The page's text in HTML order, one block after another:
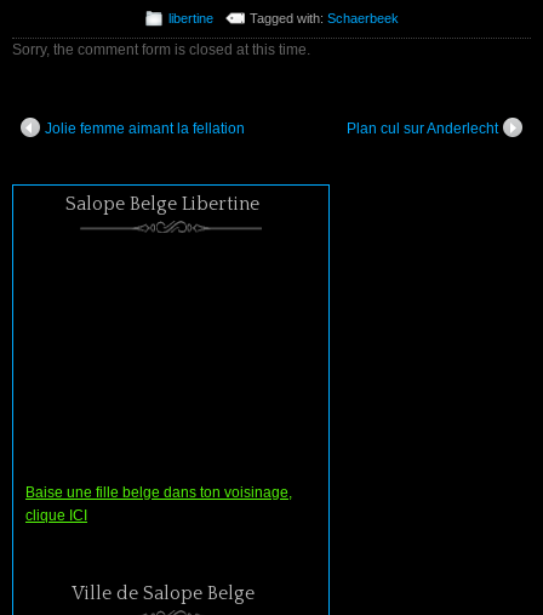
libertine Tagged with:Schaerbeek
Sorry, the comment form is closed at this time.
Jolie femme aimant la fellation Plan cul sur Anderlecht
Salope Belge Libertine
Baise une fille belge dans ton voisinage,
clique ICI
Ville de Salope Belge